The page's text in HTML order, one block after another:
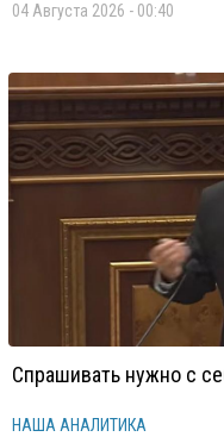
04 Августа 2026 - 00:40
Спрашивать нужно с
НАША АНАЛИТИКА